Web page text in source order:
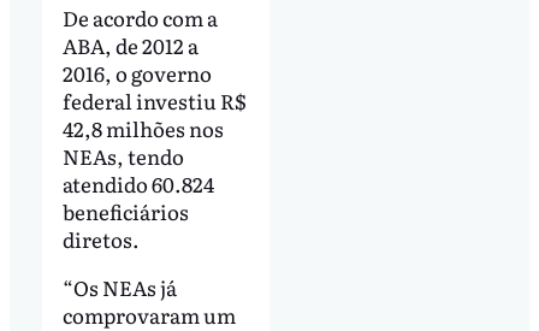
De acordo com a
ABA, de 2012 a
2016, o governo
federal investiu R$
42,8 milhões nos
NEAs, tendo
atendido 60.824
beneficiários
diretos.
“Os NEAs já
comprovaram um